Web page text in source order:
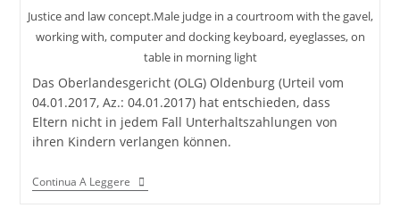
Justice and law concept.Male judge in a courtroom with the gavel,
working with, computer and docking keyboard, eyeglasses, on
table in morning light
Das Oberlandesgericht (OLG) Oldenburg (Urteil vom
04.01.2017, Az.: 04.01.2017) hat entschieden, dass
Eltern nicht in jedem Fall Unterhaltszahlungen von
ihren Kindern verlangen können.
Continua A LeggereElternunterhalt:
Kinder